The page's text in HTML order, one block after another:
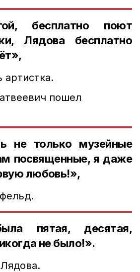
бесплатно поют
Лядова бесплатно
пошел
не только музейные
посвященные, я даже
любовь!»,
пятая, десятая,
не было!».